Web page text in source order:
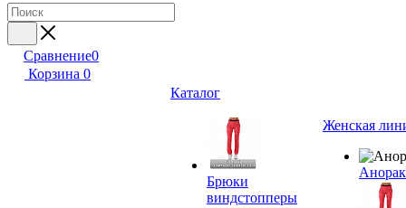
Сравнение0
Корзина 0
Каталог
Брюки
виндстопперы
Женская